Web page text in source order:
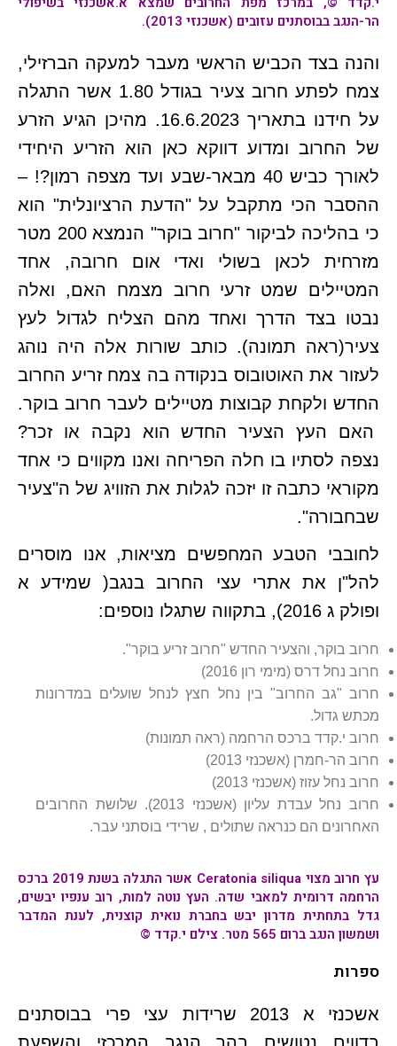
הר-הנגב בבוסתנים עזובים (אשכנזי 2013).
והנה בצד הכביש הראשי מעבר למעקה הברזילי,
צמח לפתע חרוב צעיר בגודל 1.80 אשר התגלה
על חידנו בתאריך 16.6.2023. מהיכן הגיע הזרע
של החרוב ומדוע דווקא כאן הוא הזריע היחידי
לאורך כביש 40 מבאר-שבע ועד מצפה רמון?! –
ההסבר הכי מתקבל על "הדעת הרציונלית" הוא
כי בהליכה לביקור "חרוב בוקר" הנמצא 200 מטר
מזרחית לכאן בשולי ואדי אום חרובה, אחד
המטיילים שמט זרעי חרוב מצמח האם, ואלה
נבטו בצד הדרך ואחד מהם הצליח לגדול לעץ
צעיר(ראה תמונה). כותב שורות אלה היה נוהג
לעזור את האוטובוס בנקודה בה צמח זריע החרוב
החדש ולקחת קבוצות מטיילים לעבר חרוב בוקר.
האם העץ הצעיר החדש הוא נקבה או זכר?
נצפה לסתיו בו חלה הפריחה ואנו מקווים כי אחד
מקוראי כתבה זו יזכה לגלות את הזוויג של ה"צעיר
שבחבורה".
לחובבי הטבע המחפשים מציאות, אנו מוסרים
להל"ן את אתרי עצי החרוב בנגב( שמידע א
ופולק ג 2016), בתקווה שתגלו נוספים:
חרוב בוקר, והצעיר החדש "חרוב זריע בוקר".
חרוב נחל דרס (מימי רון 2016)
חרוב "גב החרוב" בין נחל חצץ לנחל שועלים במדרונות
מכתש גדול.
חרוב י.קדד ברכס הרחמה (ראה תמונות)
חרוב הר-חמרן (אשכנזי 2013)
חרוב נחל עזוז (אשכנזי 2013)
חרוב נחל עבדת עליון (אשכנזי 2013). שלושת החרובים
האחרונים הם כנראה שתולים , שרידי בוסתני עבר.
עץ חרוב מצוי
Ceratonia siliqua אשר התגלה בשנת 2019 ברכס
הרחמה דרומית למאבי שדה. העץ נוטה למות, רוב ענפיו יבשים,
גדל בתחתית מדרון יבש בחברת נואית קוצנית, לענת המדבר
ושמשון הנגב ברום 565 מטר. צילם י.קדד ©
ספרות
אשכנזי א 2013 שרידות עצי פרי בבוסתנים